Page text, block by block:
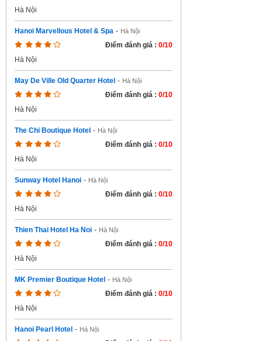
Hà Nội
Hanoi Marvellous Hotel & Spa - Hà Nội
Điểm đánh giá : 0/10
Hà Nội
May De Ville Old Quarter Hotel - Hà Nội
Điểm đánh giá : 0/10
Hà Nội
The Chi Boutique Hotel - Hà Nội
Điểm đánh giá : 0/10
Hà Nội
Sunway Hotel Hanoi - Hà Nội
Điểm đánh giá : 0/10
Hà Nội
Thien Thai Hotel Ha Noi - Hà Nội
Điểm đánh giá : 0/10
Hà Nội
MK Premier Boutique Hotel - Hà Nội
Điểm đánh giá : 0/10
Hà Nội
Hanoi Pearl Hotel - Hà Nội